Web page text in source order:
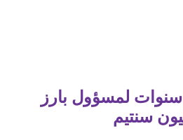
مراكش..السجن 6 سنوات لمسؤول بارز